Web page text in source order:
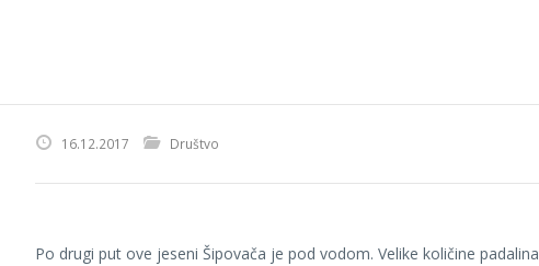
16.12.2017 Društvo
Po drugi put ove jeseni Šipovača je pod vodom. Velike količine padalina